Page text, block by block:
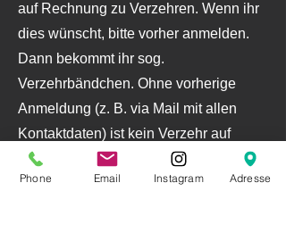
auf Rechnung zu Verzehren. Wenn ihr
dies wünscht, bitte vorher anmelden.
Dann bekommt ihr sog.
Verzehrbändchen. Ohne vorherige
Anmeldung (z. B. via Mail mit allen
Kontaktdaten) ist kein Verzehr auf
Rechnung möglich.
Phone Email Instagram Adresse